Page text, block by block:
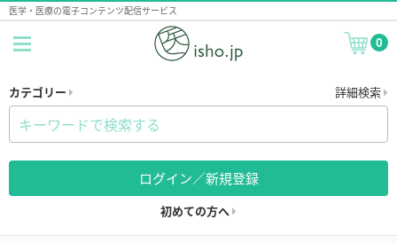
医学・医療の電子コンテンツ配信サービス
0
カテゴリー 詳細検索
ログイン／新規登録
初めての方へ